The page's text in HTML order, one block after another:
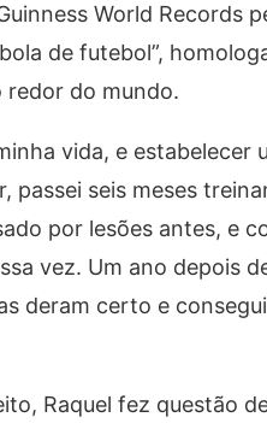
World Records
de futebol”,
redor do mundo.
vida, e
passei seis meses
por lesões antes, e
vez. Um ano depois
deram certo e
Raquel fez questão